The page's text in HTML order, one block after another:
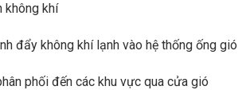
không khí
đẩy không khí lạnh vào hệ thống ống gió
phối đến các khu vực qua cửa gió